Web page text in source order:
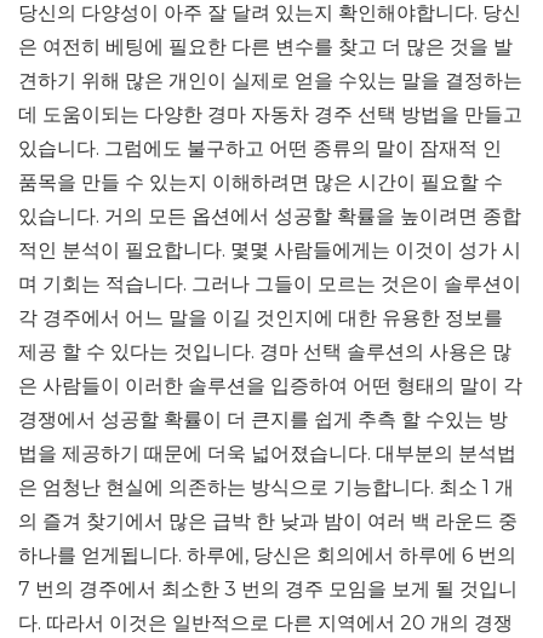
당신의 다양성이 아주 잘 달려 있는지 확인해야합니다. 당신
은 여전히 ​​베팅에 필요한 다른 변수를 찾고 더 많은 것을 발
견하기 위해 많은 개인이 실제로 얻을 수있는 말을 결정하는
데 도움이되는 다양한 경마 자동차 경주 선택 방법을 만들고
있습니다. 그럼에도 불구하고 어떤 종류의 말이 잠재적 인
품목을 만들 수 있는지 이해하려면 많은 시간이 필요할 수
있습니다. 거의 모든 옵션에서 성공할 확률을 높이려면 종합
적인 분석이 필요합니다. 몇몇 사람들에게는 이것이 성가 시
며 기회는 적습니다. 그러나 그들이 모르는 것은이 솔루션이
각 경주에서 어느 말을 이길 것인지에 대한 유용한 정보를
제공 할 수 있다는 것입니다. 경마 선택 솔루션의 사용은 많
은 사람들이 이러한 솔루션을 입증하여 어떤 형태의 말이 각
경쟁에서 성공할 확률이 더 큰지를 쉽게 추측 할 수있는 방
법을 제공하기 때문에 더욱 넓어졌습니다. 대부분의 분석법
은 엄청난 현실에 의존하는 방식으로 기능합니다. 최소 1 개
의 즐겨 찾기에서 많은 급박 한 낮과 밤이 여러 백 라운드 중
하나를 얻게됩니다. 하루에, 당신은 회의에서 하루에 6 번의
7 번의 경주에서 최소한 3 번의 경주 모임을 보게 될 것입니
다. 따라서 이것은 일반적으로 다른 지역에서 20 개의 경쟁